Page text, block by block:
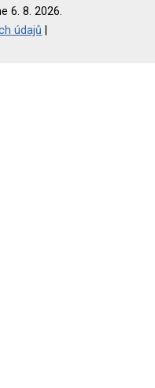
6. 8. 2026.
údajů